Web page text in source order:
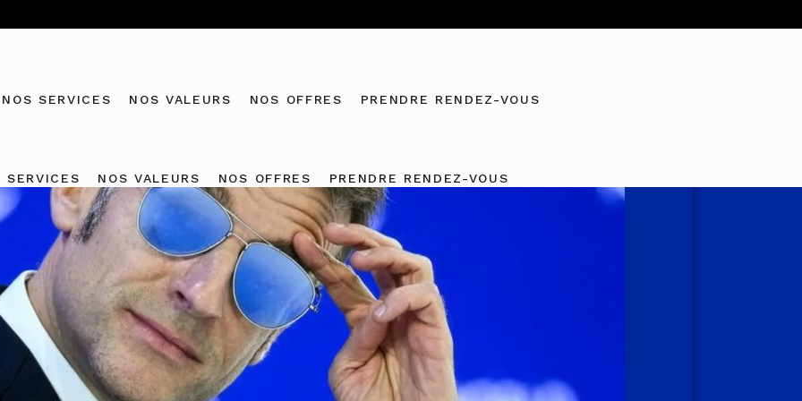
NOS SERVICES NOS VALEURS NOS OFFRES PRENDRE RENDEZ-VOUS
SERVICES NOS VALEURS NOS OFFRES PRENDRE RENDEZ-VOUS